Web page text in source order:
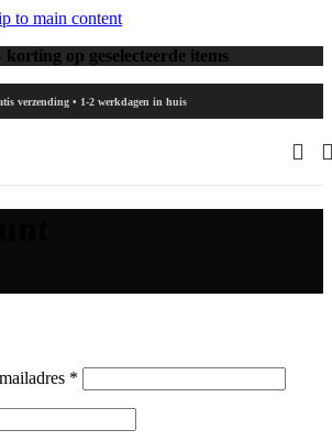
to main content
korting op geselecteerde items
verzending • 1-2 werkdagen in huis
*